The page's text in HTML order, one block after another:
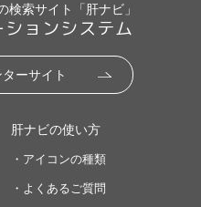
検索サイト「肝ナビ」
ョンシステム
ーサイト
肝ナビの使い方
・アイコンの種類
・よくあるご質問